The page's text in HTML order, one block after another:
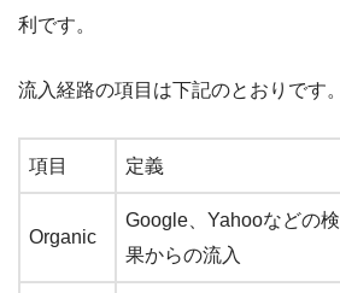
利です。
流入経路の項目は下記のとおりです。
項目 定義
Organic
Google、Yahooなどの
果からの流入